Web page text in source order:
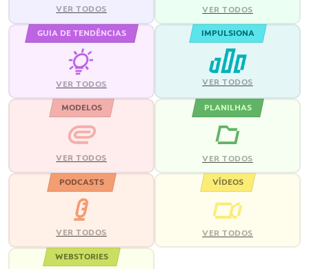
VER TODOS VER TODOS
GUIA DE TENDÊNCIAS
VER TODOS
IMPULSIONA
VER TODOS
MODELOS
VER TODOS
PLANILHAS
VER TODOS
PODCASTS
VER TODOS
VÍDEOS
VER TODOS
WEBSTORIES